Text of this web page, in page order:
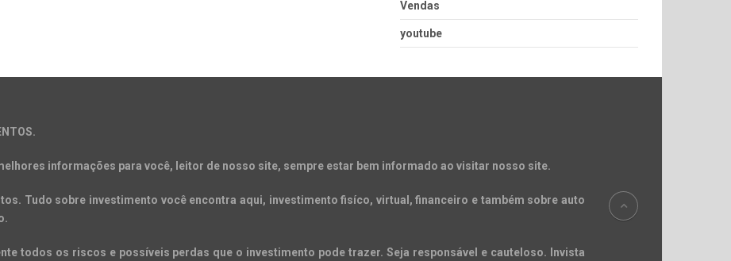
Vendas
youtube
informações para você, leitor de nosso site, sempre estar bem informado ao visitar nosso site.
Tudo sobre investimento você encontra aqui, investimento fisíco, virtual, financeiro e também sobre auto
todos os riscos e possíveis perdas que o investimento pode trazer. Seja responsável e cauteloso. Invista